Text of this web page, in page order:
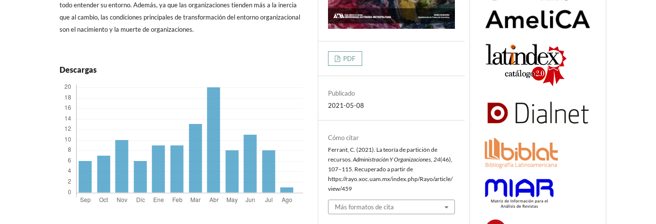
todo entender su entorno. Además, ya que las organizaciones tienden más a la inercia
que al cambio, las condiciones principales de transformación del entorno organizacional
son el nacimiento y la muerte de organizaciones.
Descargas
PDF
Publicado
2021-05-08
Cómo citar
Ferrant, C. (2021). La teoría de partición de
recursos.Administración Y Organizaciones, 24(46),
107–115. Recuperado a partir de
https://rayo.xoc.uam.mx/index.php/Rayo/article/
view/459
Más formatos de cita